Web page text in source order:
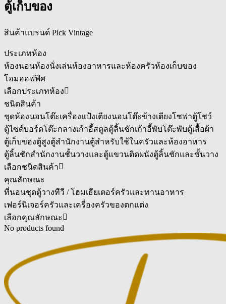
ตู้เก็บของ
สินค้าแบรนด์ Pick Vintage
ประเภทห้อง
ห้องนอนห้องนั่งเล่นห้องอาหารและห้องครัวห้องเก็บของ
โฮมออฟฟิศ
เลือกประเภทห้อง
ชนิดสินค้า
ชุดห้องนอนโต๊ะเครื่องแป้งเตียงนอนโต๊ะข้างเตียงโซฟาตู้โชว์
ตู้ไซด์บอร์ดโต๊ะกลางเก้าอี้สตูลตู้ลิ้นชักเก้าอี้พับโต๊ะพับตู้เสื้อผ้า
ตู้เก็บของตู้สูงตู้สำนักงานตู้สำหรับใช้ในครัวและห้องอาหาร
ตู้ลิ้นชักสำนักงานชั้นวางและตู้แขวนติดผนังตู้ลิ้นชักและชั้นวาง
เลือกชนิดสินค้า
คุณลักษณะ
ที่นอนชุดตู้วางทีวี / โฮมเธียเตอร์ครัวและทานอาหาร
เฟอร์นิเจอร์ครัวและเครื่องครัวของตกแต่ง
เลือกคุณลักษณะ
No products found